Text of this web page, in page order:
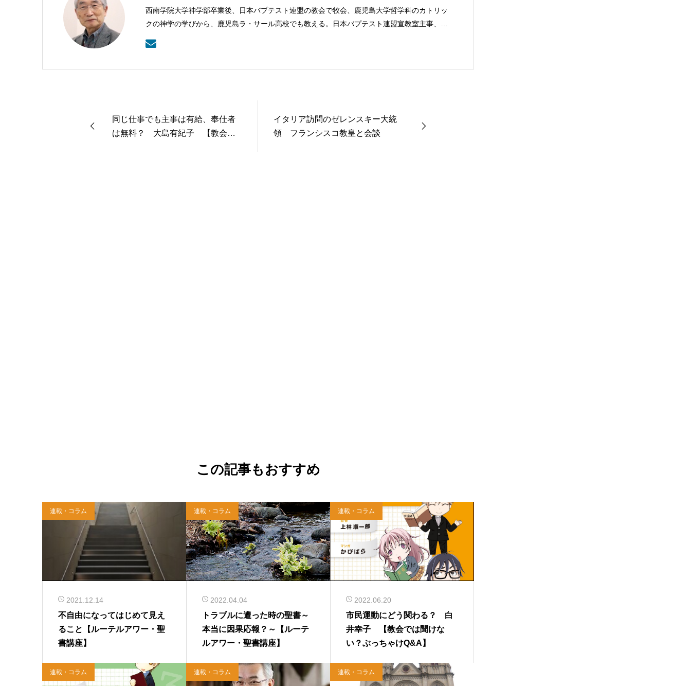
西南学院大学神学部卒業後、日本バプテスト連盟の教会で牧会、鹿児島大学哲学科のカトリッ
クの神学の学びから、鹿児島ラ・サール高校でも教える。日本バプテスト連盟宣教室主事、日
本バプテスト連盟常務理事を８年間務める。
同じ仕事でも主事は有給、奉仕者
は無料？ 大島有紀子 【教会で
イタリア訪問のゼレンスキー大統
領 フランシスコ教皇と会談
この記事もおすすめ
連載・コラム
2021.12.14
不自由になってはじめて見え
ること【ルーテルアワー・聖
書講座】
連載・コラム
2022.04.04
トラブルに遭った時の聖書～
本当に因果応報？～【ルーテ
ルアワー・聖書講座】
連載・コラム
2022.06.20
市民運動にどう関わる？ 白
井幸子 【教会では聞けな
い？ぶっちゃけQ&A】
連載・コラム 連載・コラム 連載・コラム